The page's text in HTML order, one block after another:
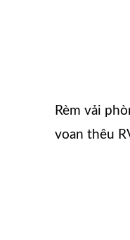
Rèm vải
voan thêu